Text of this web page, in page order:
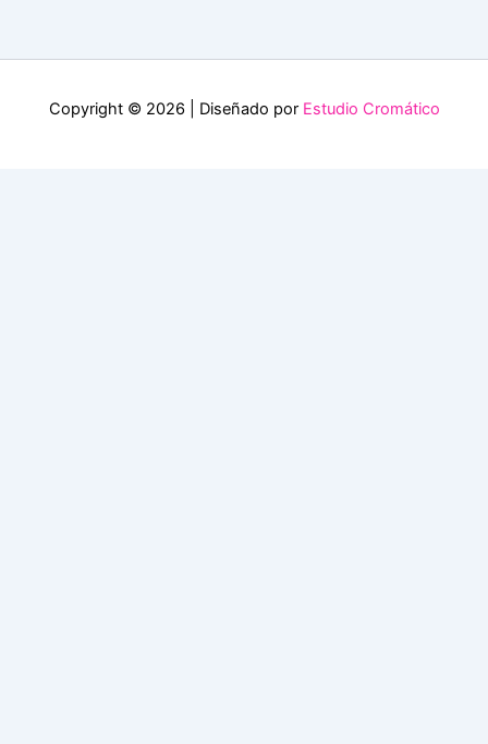
Copyright © 2026 | Diseñado por Estudio Cromático